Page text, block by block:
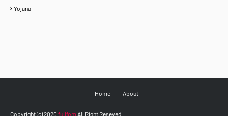
Yojana
Home About
Copyright (c) 2020 fullfom All Right Reseved